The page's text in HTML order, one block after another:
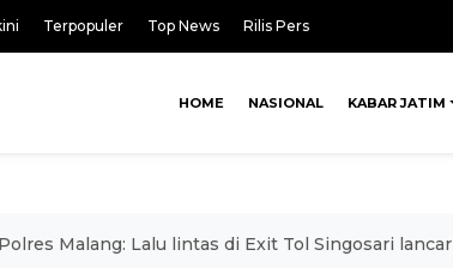
Terpopuler Top News Rilis Pers
HOME NASIONAL KABAR JATIM
Polres Malang: Lalu lintas di Exit Tol Singosari lancar